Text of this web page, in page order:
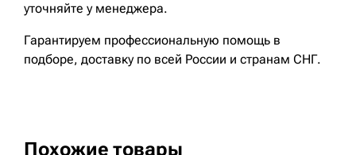
уточняйте у менеджера.
Гарантируем профессиональную помощь в
подборе, доставку по всей России и странам СНГ.
Похожие товары